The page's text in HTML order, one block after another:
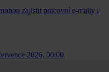
zajistit pracovní e-maily i
2026, 00:00